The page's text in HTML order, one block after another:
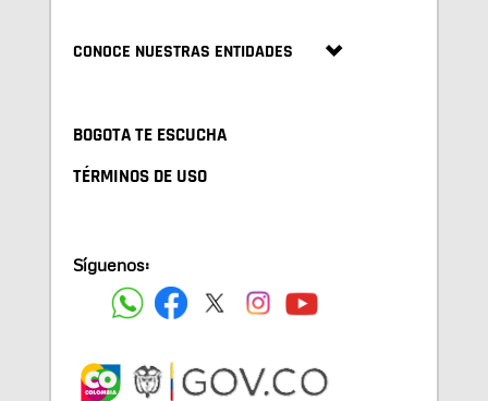
CONOCE NUESTRAS ENTIDADES
BOGOTA TE ESCUCHA
TÉRMINOS DE USO
Síguenos: